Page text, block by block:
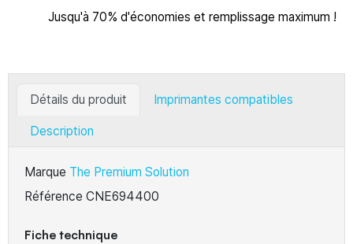
Jusqu'à 70% d'économies et remplissage maximum !
Détails du produit Imprimantes compatibles
Description
Marque The Premium Solution
Référence CNE694400
Fiche technique